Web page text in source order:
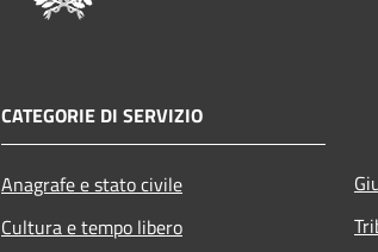
CATEGORIE DI SERVIZIO
Anagrafe e stato civile
Cultura e tempo libero